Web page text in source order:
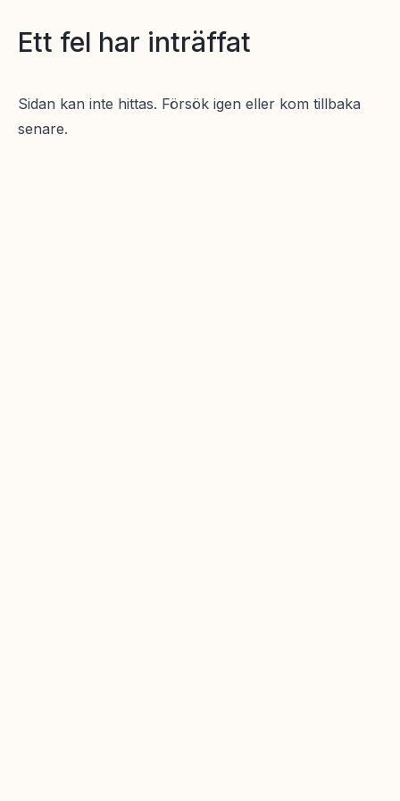
Ett fel har inträffat
Sidan kan inte hittas. Försök igen eller kom tillbaka
senare.